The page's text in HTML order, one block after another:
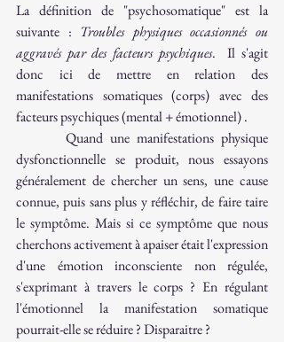
La définition de "psychosomatique" est la
suivante : Troubles physiques occasionnés ou
aggravés par des facteurs psychiques.  Il s'agit
donc ici de mettre en relation des
manifestations somatiques (corps) avec des
facteurs psychiques (mental + émotionnel) .
dysfonctionnelle se produit, nous essayons
généralement de chercher un sens, une cause
connue, puis sans plus y réfléchir, de faire taire
le symptôme. Mais si ce symptôme que nous
cherchons activement à apaiser était l'expression
d'une émotion inconsciente non régulée,
s'exprimant à travers le corps ? En régulant
l'émotionnel la manifestation somatique
pourrait-elle se réduire ? Disparaitre ?